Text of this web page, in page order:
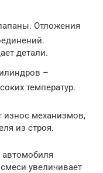
Отложения
детали.
–
температур.
износ механизмов,
из строя.
автомобиля
увеличивает